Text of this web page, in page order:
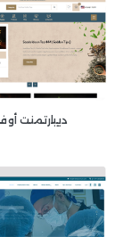
ديبارتمنت